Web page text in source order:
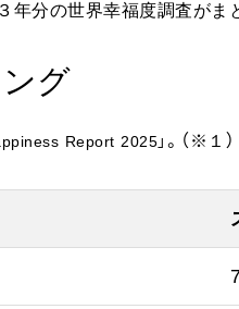
分の世界幸福度調査がま
グ
Report 2025」 。（※１）